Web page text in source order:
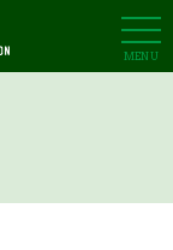
MENU